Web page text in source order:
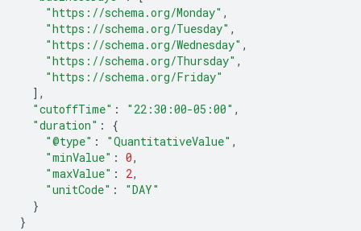
"https://schema.org/Monday" ,
"https://schema.org/Tuesday" ,
"https://schema.org/Wednesday" ,
"https://schema.org/Thursday" ,
"https://schema.org/Friday"
],
"cutoffTime" : "22:30:00-05:00" ,
"duration" :
{
"@type" : "QuantitativeValue" ,
"minValue" : 0,
"maxValue" : 2,
"unitCode" :
"DAY"
}
}